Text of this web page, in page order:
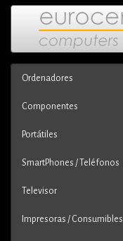
Ordenadores
Componentes
Portátiles
SmartPhones / Teléfonos
Televisor
Impresoras / Consumibles